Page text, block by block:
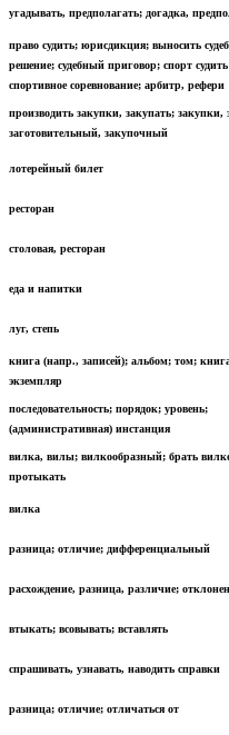
угадывать, предполагать; догадка,
право судить; юрисдикция; выносить
решение; судебный приговор; спорт судить
спортивное соревнование; арбитр, рефери
производить закупки, закупать; закупки,
заготовительный, закупочный
лотерейный билет
ресторан
столовая, ресторан
еда и напитки
луг, степь
книга (напр., записей); альбом; том;
экземпляр
последовательность; порядок; уровень;
(административная) инстанция
вилка, вилы; вилкообразный; брать
протыкать
вилка
разница; отличие; дифференциальный
расхождение, разница, различие;
втыкать; всовывать; вставлять
спрашивать, узнавать, наводить справки
разница; отличие; отличаться от